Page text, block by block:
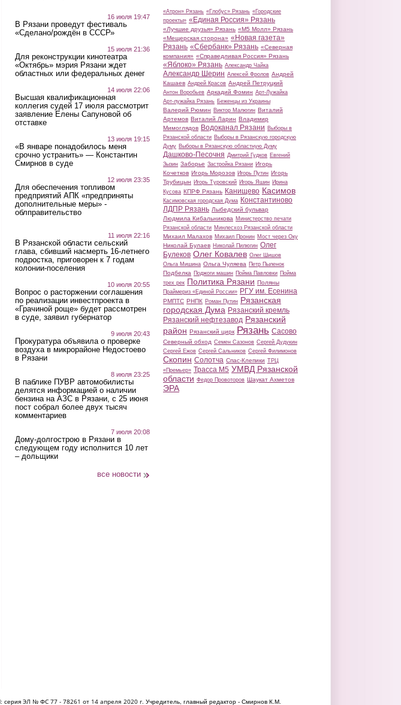
16 июля 19:47
В Рязани проведут фестиваль
«Сделано/рождён в СССР»
15 июля 21:36
Для реконструкции кинотеатра
«Октябрь» мэрия Рязани ждет
областных или федеральных денег
14 июля 22:06
Высшая квалификационная
коллегия судей 17 июля рассмотрит
заявление Елены Сапуновой об
отставке
13 июля 19:15
«В январе понадобилось меня
срочно устранить» — Константин
Смирнов в суде
12 июля 23:35
Для обеспечения топливом
предприятий АПК «предприняты
дополнительные меры» -
облправительство
11 июля 22:16
В Рязанской области сельский
глава, сбивший насмерть 16-летнего
подростка, приговорен к 7 годам
колонии-поселения
10 июля 20:55
Вопрос о расторжении соглашения
по реализации инвестпроекта в
«Грачиной роще» будет рассмотрен
в суде, заявил губернатор
9 июля 20:43
Прокуратура объявила о проверке
воздуха в микрорайоне Недостоево
в Рязани
8 июля 23:25
В паблике ПУВР автомобилисты
делятся информацией о наличии
бензина на АЗС в Рязани, с 25 июня
пост собрал более двух тысяч
комментариев
7 июля 20:08
Дому-долгострою в Рязани в
следующем году исполнится 10 лет
– дольщики
все новости
«Атрон» Рязань «Глобус» Рязань «Городские
проекты» «Единая Россия» Рязань
«Лучшие друзья» Рязань «М5 Молл» Рязань
«Мещерская сторона» «Новая газета»
Рязань «Сбербанк» Рязань «Северная
компания» «Справедливая Россия» Рязань
«Яблоко» Рязань Александр Чайка
Александр Шерин Алексей Фролов Андрей
Кашаев Андрей Красов Андрей Петруцкий
Антон Воробьев Аркадий Фомин Арт-Лужайка
Арт-лужайка Рязань Беженцы из Украины
Валерий Рюмин Виктор Малюгин Виталий
Артемов Виталий Ларин Владимир
Мимоглядов Водоканал Рязани Выборы в
Рязанской области Выборы в Рязанскую городскую
Думу Выборы в Рязанскую областную Думу
Дашково-Песочня Дмитрий Гудков Евгений
Зызин Заборье Застройка Рязани Игорь
Кочетков Игорь Морозов Игорь Путин Игорь
Трубицын Игорь Туровский Игорь Яшин Ирина
Кусова КПРФ Рязань Канищево Касимов
Касимовская городская Дума Константиново
ЛДПР Рязань Лыбедский бульвар
Людмила Кибальникова Министерство печати
Рязанской области Минлесхоз Рязанской области
Михаил Малахов Михаил Пронин Мост через Оку
Николай Булаев Николай Пилюгин Олег
Булеков Олег Ковалев Олег Шишов
Ольга Мишина Ольга Чуляева Петр Пыленок
Подбелка Поджоги машин Пойма Павловки Пойма
трех рек Политика Рязани Поляны
Праймериз «Единой России» РГУ им. Есенина
РМПТС РНПК Роман Путин Рязанская
городская Дума Рязанский кремль
Рязанский нефтезавод Рязанский
район Рязанский цирк Рязань Сасово
Северный обход Семен Сазонов Сергей Дудукин
Сергей Ежов Сергей Сальников Сергей Филимонов
Скопин Солотча Спас-Клепики ТРЦ
«Премьер» Трасса М5 УМВД Рязанской
области Федор Провоторов Шаукат Ахметов
ЭРА
серия ЭЛ № ФС 77 - 78261 от 14 апреля 2020 г. Учредитель, главный редактор - Смирнов К.М.